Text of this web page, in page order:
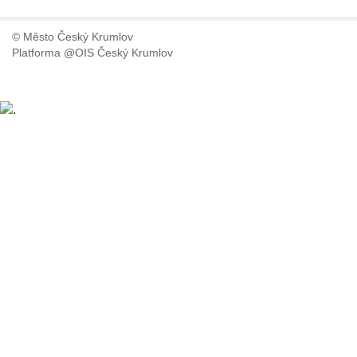
© Město Český Krumlov
Platforma @OIS Český Krumlov